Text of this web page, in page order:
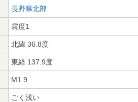
長野県北部
震度1
北緯 36.8度
東経 137.9度
M1.9
ごく浅い